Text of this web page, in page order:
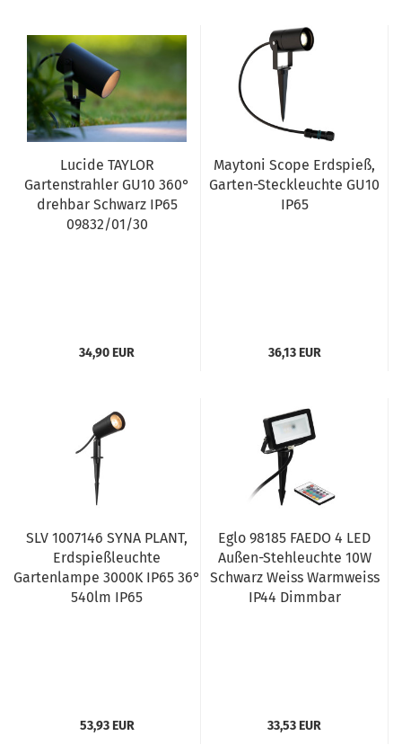
Lucide TAYLOR
Gartenstrahler GU10 360°
drehbar Schwarz IP65
09832/01/30
34,90 EUR
Maytoni Scope Erdspieß,
Garten-Steckleuchte GU10
IP65
36,13 EUR
SLV 1007146 SYNA PLANT,
Erdspießleuchte
Gartenlampe 3000K IP65 36°
540lm IP65
53,93 EUR
Eglo 98185 FAEDO 4 LED
Außen-Stehleuchte 10W
Schwarz Weiss Warmweiss
IP44 Dimmbar
33,53 EUR